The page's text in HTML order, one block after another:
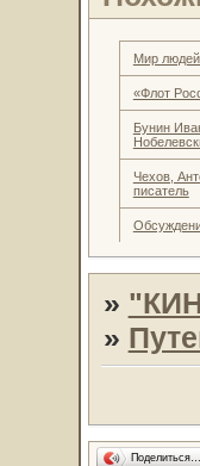
Мир
«Флот
Бунин
Чехов,
писатель
»
»
Поделиться…